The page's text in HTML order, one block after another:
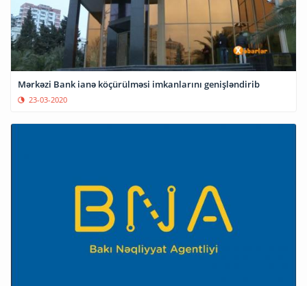
Mərkəzi Bank ianə köçürülməsi imkanlarını genişləndirib
23-03-2020